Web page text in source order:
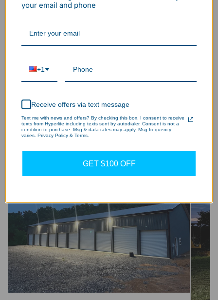
serie ufo high bay?
More to Read
your email and phone
+1
Receive offers via text message
Text me with news and offers? By checking this box, I consent to receive
texts from Hyperlite including texts sent by autodialer. Consent is not a
condition to purchase. Msg & data rates may apply. Msg frequency
varies. Privacy Policy & Terms.
GET $100 OFF